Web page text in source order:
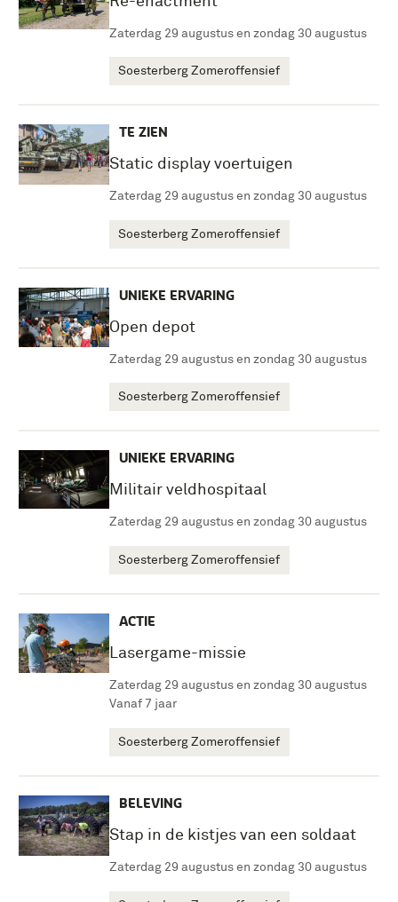
Zaterdag 29 augustus en zondag 30 augustus
Soesterberg Zomeroffensief
TE ZIEN
Static display voertuigen
Zaterdag 29 augustus en zondag 30 augustus
Soesterberg Zomeroffensief
UNIEKE ERVARING
Open depot
Zaterdag 29 augustus en zondag 30 augustus
Soesterberg Zomeroffensief
UNIEKE ERVARING
Militair veldhospitaal
Zaterdag 29 augustus en zondag 30 augustus
Soesterberg Zomeroffensief
ACTIE
Lasergame-missie
Zaterdag 29 augustus en zondag 30 augustus
Vanaf 7 jaar
Soesterberg Zomeroffensief
BELEVING
Stap in de kistjes van een soldaat
Zaterdag 29 augustus en zondag 30 augustus